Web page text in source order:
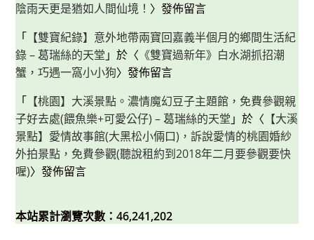
陰雨天更是猶如人間仙境！ 〉發佈留言
「 【雙寶紀錄】意外地帶兩寶回嘉義半個月的鄉間生活紀
錄 – 葛瑞絲的天堂 」於〈 《雙寶過新年》白水湖抓招潮
蟹，巧遇一窩小小狗〉發佈留言
「 【桃園】大溪景點。濃情魔幻豆子主題館，免費參觀親
子好去處(餵魚樂+可愛公仔) – 葛瑞絲的天堂 」於〈 【大溪
景點】愛情故事館(大黑松小倆口)，訴說愛情的桃園婚紗
外拍景點，免費參觀(聽說租約到2018年二月要參觀要快
喔)〉發佈留言
本站累計瀏覽次數：46,241,202